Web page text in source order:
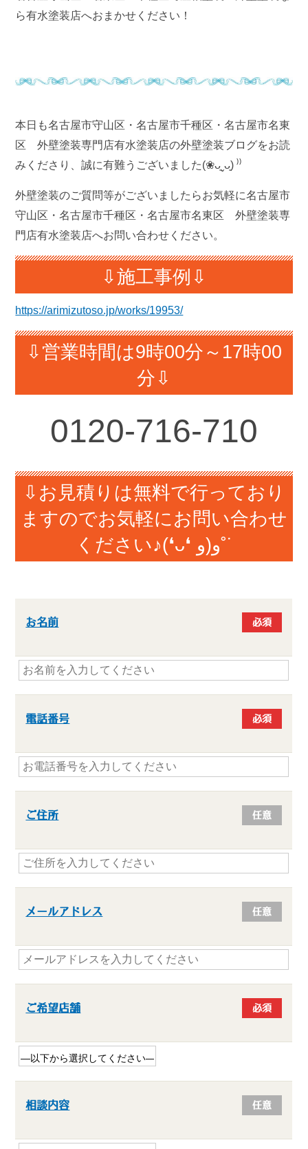
ら有水塗装店へおまかせください！
本日も名古屋市守山区・名古屋市千種区・名古屋市名東
区 外壁塗装専門店有水塗装店の外壁塗装ブログをお読
みくださり、誠に有難うございました(❀ᴗ͈ˬᴗ͈) ⁾⁾
外壁塗装のご質問等がございましたらお気軽に名古屋市
守山区・名古屋市千種区・名古屋市名東区 外壁塗装専
門店有水塗装店へお問い合わせください。
⇩施工事例⇩
https://arimizutoso.jp/works/19953/
⇩営業時間は9時00分～17時00
分⇩
0120-716-710
⇩お見積りは無料で行っており
ますのでお気軽にお問い合わせ
ください♪(❛ᴗ❛ و(و˚˙
お名前 必須
電話番号 必須
ご住所 任意
メールアドレス 任意
ご希望店舗 必須
相談内容 任意